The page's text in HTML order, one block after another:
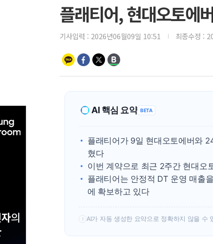
플래티어, 현대오토에
기사입력 : 2026년06월09일 10:51 최종수정 :
AI 핵심 요약 BETA
플래티어가 9일 현대오토에버와
혔다
이번 계약으로 최근 2주간 현대오
플래티어는 안정적 DT 운영 매출
에 확보하고 있다
! AI가 자동 생성한 요약으로 정확하지 않을 수